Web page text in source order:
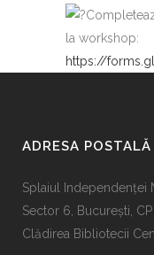
la workshop:
https://
ADRESA POSTALĂ
Splaiul Independenţei
Sector 6, Bucureşti,
Clădirea Bibliotecii